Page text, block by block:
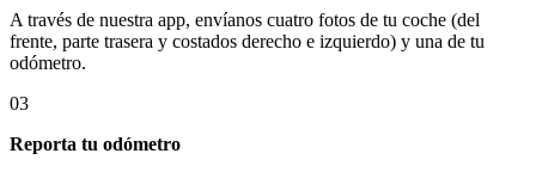
A través de nuestra app, envíanos cuatro fotos de tu coche (del
frente, parte trasera y costados derecho e izquierdo) y una de tu
odómetro.
03
Reporta tu odómetro